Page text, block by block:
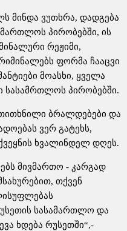
მინდა ვუთხრა, დადგება
პირობებში, ის
რეჟიმი,
ფორმა ჩააცვი
მოასხი, ყველა
სასამრთლოს პირობებში.
ბრალდებები და
ვერ გატეხს,
ხვალინდელ დღეს.
მივმართო - კარგად
თქვენ
სასამართლო და
ხდება რუსეთში“,-